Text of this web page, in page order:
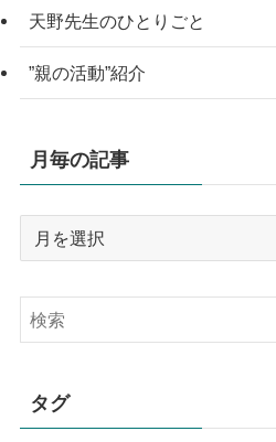
天野先生のひとりごと
”親の活動”紹介
月毎の記事
記
事
タグ